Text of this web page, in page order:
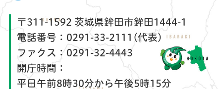
〒311-1592 茨城県鉾田市鉾田1444-1
電話番号： 0291-33-2111(代表)
ファクス： 0291-32-4443
開庁時間：
平日午前8時30分から午後5時15分